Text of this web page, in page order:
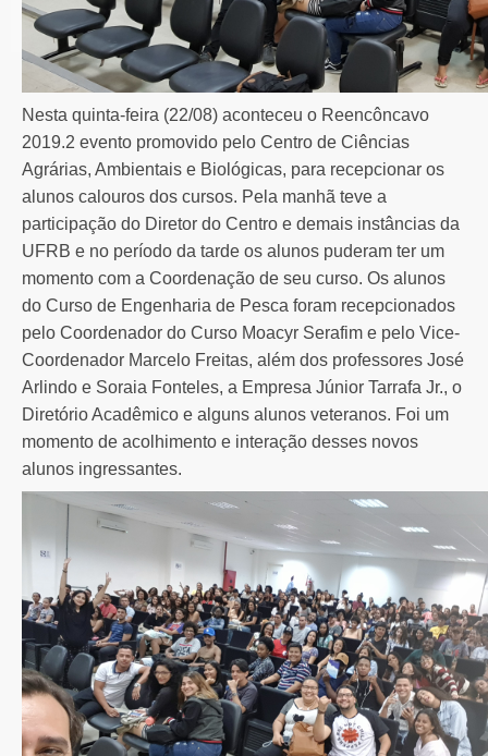
Nesta quinta-feira (22/08) aconteceu o Reencôncavo
2019.2 evento promovido pelo Centro de Ciências
Agrárias, Ambientais e Biológicas, para recepcionar os
alunos calouros dos cursos. Pela manhã teve a
participação do Diretor do Centro e demais instâncias da
UFRB e no período da tarde os alunos puderam ter um
momento com a Coordenação de seu curso. Os alunos
do Curso de Engenharia de Pesca foram recepcionados
pelo Coordenador do Curso Moacyr Serafim e pelo Vice-
Coordenador Marcelo Freitas, além dos professores José
Arlindo e Soraia Fonteles, a Empresa Júnior Tarrafa Jr., o
Diretório Acadêmico e alguns alunos veteranos. Foi um
momento de acolhimento e interação desses novos
alunos ingressantes.